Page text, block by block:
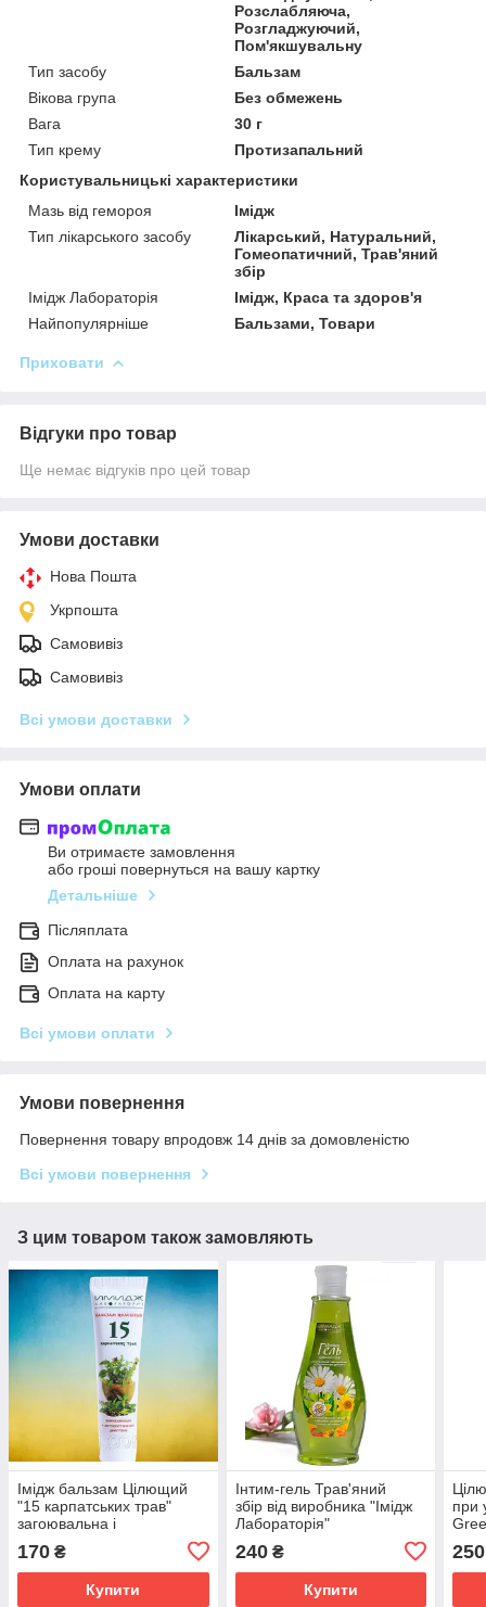
Розслабляюча,
Розгладжуючий,
Пом'якшувальну
Тип засобу
Бальзам
Вікова група
Без обмежень
Вага
30 г
Тип крему
Протизапальний
Користувальницькі характеристики
Мазь від гемороя
Імідж
Тип лікарського засобу
Лікарський, Натуральний,
Гомеопатичний, Трав'яний
збір
Імідж Лабораторія
Імідж, Краса та здоров'я
Найпопулярніше
Бальзами, Товари
Приховати
Відгуки про товар
Ще немає відгуків про цей товар
Умови доставки
Нова Пошта
Укрпошта
Самовивіз
Самовивіз
Всі умови доставки
Умови оплати
Ви отримаєте замовлення
або гроші повернуться на вашу картку
Детальніше
Післяплата
Оплата на рахунок
Оплата на карту
Всі умови оплати
Умови повернення
Повернення товару впродовж 14 днів за домовленістю
Всі умови повернення
З цим товаром також замовляють
Імідж бальзам Цілющий
"15 карпатських трав"
загоювальна і
різних пошкоджень шкіри
170 ₴
Купити
Інтим-гель Трав'яний
збір від виробника "Імідж
Лабораторія"
зволожуюча, заспокійлива
дія.
240₴
Купити
при
250